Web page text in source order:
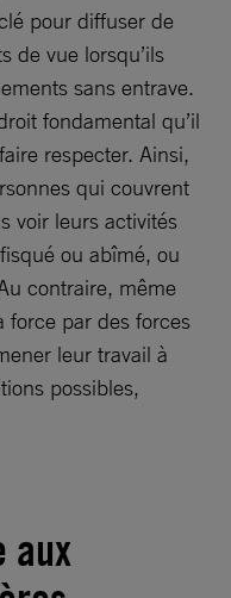
pour diffuser de
de vue lorsqu’ils
sans entrave.
fondamental qu’il
respecter. Ainsi,
qui couvrent
voir leurs activités
ou abîmé, ou
contraire, même
force par des forces
leur travail à
possibles,
aux